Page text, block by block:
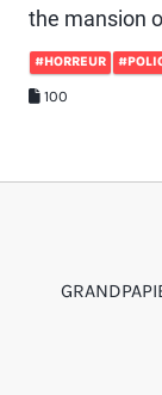
the mansion
#HORREUR
100